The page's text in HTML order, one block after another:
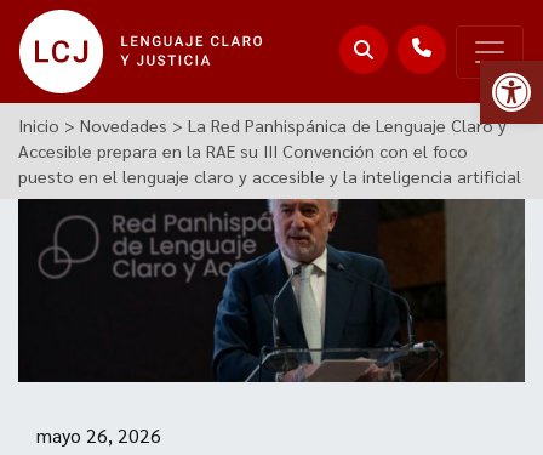
Inicio > Novedades > La Red Panhispánica de Lenguaje Claro y
Accesible prepara en la RAE su III Convención con el foco
puesto en el lenguaje claro y accesible y la inteligencia artificial
mayo 26, 2026